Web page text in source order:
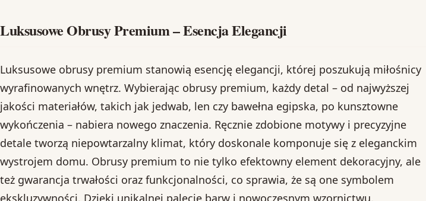
Luksusowe Obrusy Premium – Esencja Elegancji
Luksusowe obrusy premium stanowią esencję elegancji, której poszukują miłośnicy
wyrafinowanych wnętrz. Wybierając obrusy premium, każdy detal – od najwyższej
jakości materiałów, takich jak jedwab, len czy bawełna egipska, po kunsztowne
wykończenia – nabiera nowego znaczenia. Ręcznie zdobione motywy i precyzyjne
detale tworzą niepowtarzalny klimat, który doskonale komponuje się z eleganckim
wystrojem domu. Obrusy premium to nie tylko efektowny element dekoracyjny, ale
też gwarancja trwałości oraz funkcjonalności, co sprawia, że są one symbolem